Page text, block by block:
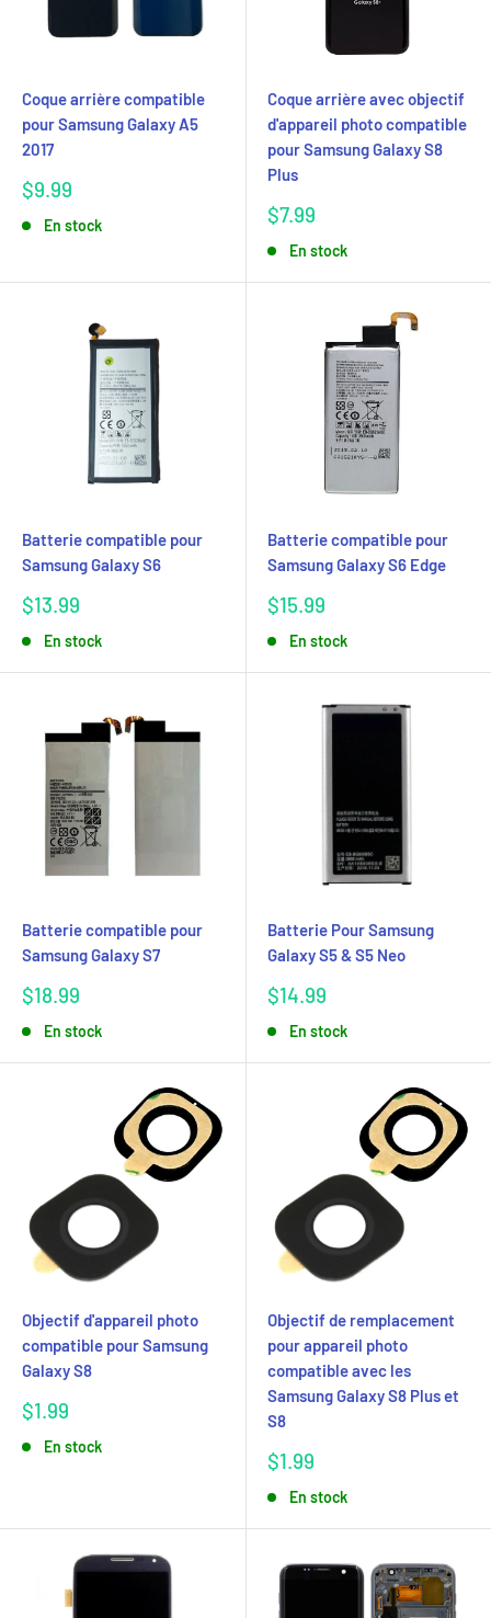
Coque arrière compatible
pour Samsung Galaxy A5
2017
Prix
$9.99
En stock
Coque arrière avec objectif
d'appareil photo compatible
pour Samsung Galaxy S8
Plus
Prix
$7.99
En stock
Batterie compatible pour
Samsung Galaxy S6
Prix
$13.99
En stock
Batterie compatible pour
Samsung Galaxy S6 Edge
Prix
$15.99
En stock
Batterie compatible pour
Samsung Galaxy S7
Prix
$18.99
En stock
Batterie Pour Samsung
Galaxy S5 & S5 Neo
Prix
$14.99
En stock
Objectif d'appareil photo
compatible pour Samsung
Galaxy S8
Prix
$1.99
En stock
Objectif de remplacement
pour appareil photo
compatible avec les
Samsung Galaxy S8 Plus et
S8
Prix
$1.99
En stock